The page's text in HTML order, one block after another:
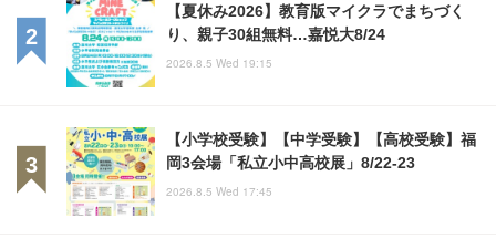
【夏休み2026】教育版マイクラでまちづく
り、親子30組無料…嘉悦大8/24
2026.8.5 Wed 19:15
【小学校受験】【中学受験】【高校受験】福
岡3会場「私立小中高校展」8/22-23
2026.8.5 Wed 17:45